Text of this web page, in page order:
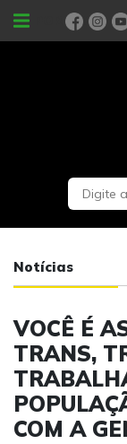
PORTAIS
Notícias
VOCÊ É
TRANS,
COM A